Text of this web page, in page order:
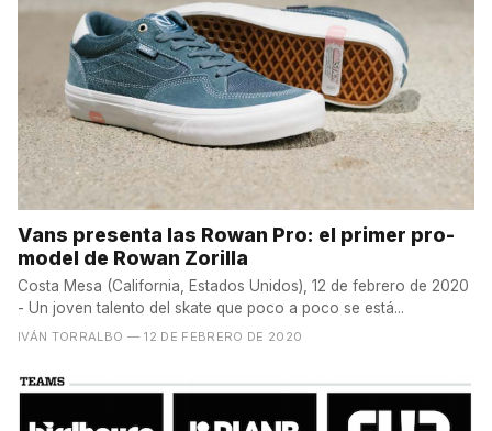
Vans presenta las Rowan Pro: el primer pro-
model de Rowan Zorilla
Costa Mesa (California, Estados Unidos), 12 de febrero de 2020
- Un joven talento del skate que poco a poco se está...
IVÁN TORRALBO — 12 DE FEBRERO DE 2020